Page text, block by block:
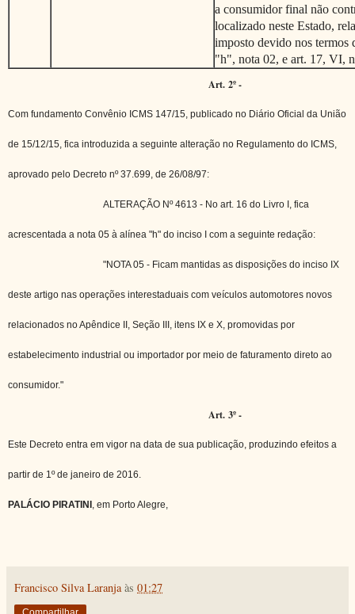
a consumidor final não
localizado neste Estado,
imposto devido nos
"h", nota 02, e art. 17, VI,
Art. 2º -
Com fundamento Convênio ICMS 147/15, publicado no Diário Oficial da União
de 15/12/15, fica introduzida a seguinte alteração no Regulamento do ICMS,
aprovado pelo Decreto nº 37.699, de 26/08/97:
ALTERAÇÃO Nº 4613 - No art. 16 do Livro I, fica
acrescentada a nota 05 à alínea "h" do inciso I com a seguinte redação:
"NOTA 05 - Ficam mantidas as disposições do inciso IX
deste artigo nas operações interestaduais com veículos automotores novos
relacionados no Apêndice II, Seção III, itens IX e X, promovidas por
estabelecimento industrial ou importador por meio de faturamento direto ao
consumidor."
Art. 3º -
Este Decreto entra em vigor na data de sua publicação, produzindo efeitos a
partir de 1º de janeiro de 2016.
PALÁCIO PIRATINI , em Porto Alegre,
Francisco Silva Laranja às 01:27